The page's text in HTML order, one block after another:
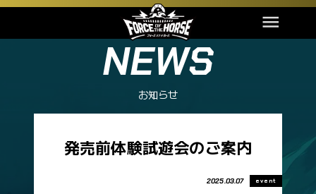
NEWS
お知らせ
発売前体験試遊会のご案内
2025.03.07 event
スターターセット
ブースターパック第1弾
函館
稍重
重
（芝・短）
1400m
（芝・短）
1600m
1800m
（芝・中）